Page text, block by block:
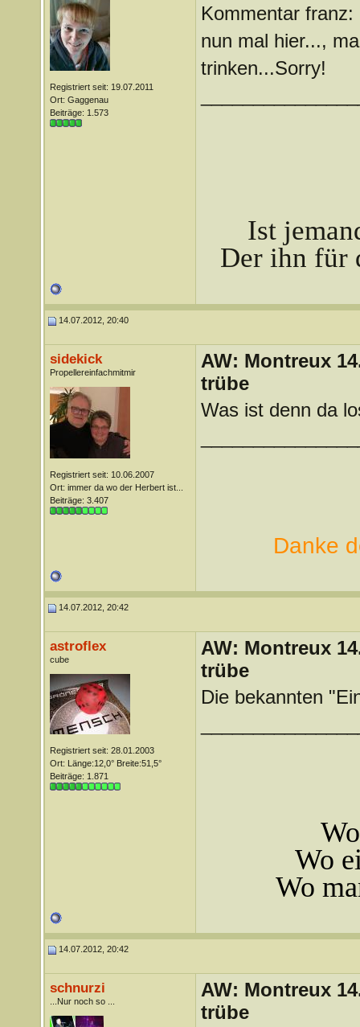
Registriert seit: 19.07.2011
Ort: Gaggenau
Beiträge: 1.573
Kommentar
nun mal hier...,
trinken...Sorry!
Ist
Der ihn für
14.07.2012, 20:40
sidekick
Propellereinfachmitmir
Registriert seit: 10.06.2007
Ort: immer da wo der Herbert ist...
Beiträge: 3.407
AW: Montreux
trübe
Was ist denn da
Danke
14.07.2012, 20:42
astroflex
cube
Registriert seit: 28.01.2003
Ort: Länge:12,0° Breite:51,5°
Beiträge: 1.871
AW: Montreux
trübe
Die bekannten
Wo
Wo
14.07.2012, 20:42
schnurzi
...Nur noch so ...
AW: Montreux
trübe